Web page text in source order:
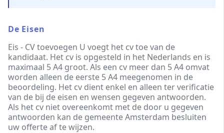
De Eisen
Eis - CV toevoegen U voegt het cv toe van de
kandidaat. Het cv is opgesteld in het Nederlands en is
maximaal 5 A4 groot. Als een cv meer dan 5 A4 omvat
worden alleen de eerste 5 A4 meegenomen in de
beoordeling. Het cv dient enkel en alleen ter verificatie
van de bij de eisen en wensen gegeven antwoorden.
Als het cv niet overeenkomt met de door u gegeven
antwoorden kan de gemeente Amsterdam besluiten
uw offerte af te wijzen.